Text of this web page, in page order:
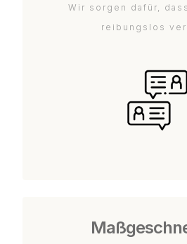
Wir sorgen dafür,
reibungslos